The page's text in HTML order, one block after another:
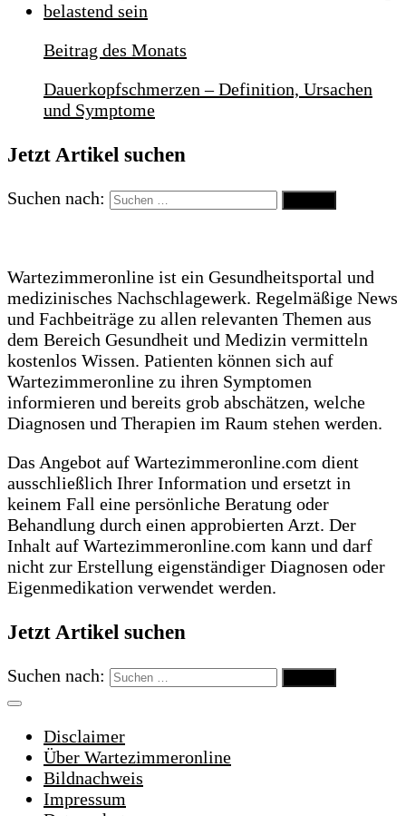
Beitrag des Monats
Dauerkopfschmerzen – Definition, Ursachen
und Symptome
Jetzt Artikel suchen
Suchen nach:
Wartezimmeronline ist ein Gesundheitsportal und
medizinisches Nachschlagewerk. Regelmäßige News
und Fachbeiträge zu allen relevanten Themen aus
dem Bereich Gesundheit und Medizin vermitteln
kostenlos Wissen. Patienten können sich auf
Wartezimmeronline zu ihren Symptomen
informieren und bereits grob abschätzen, welche
Diagnosen und Therapien im Raum stehen werden.
Das Angebot auf Wartezimmeronline.com dient
ausschließlich Ihrer Information und ersetzt in
keinem Fall eine persönliche Beratung oder
Behandlung durch einen approbierten Arzt. Der
Inhalt auf Wartezimmeronline.com kann und darf
nicht zur Erstellung eigenständiger Diagnosen oder
Eigenmedikation verwendet werden.
Jetzt Artikel suchen
Suchen nach:
Disclaimer
Über Wartezimmeronline
Bildnachweis
Impressum